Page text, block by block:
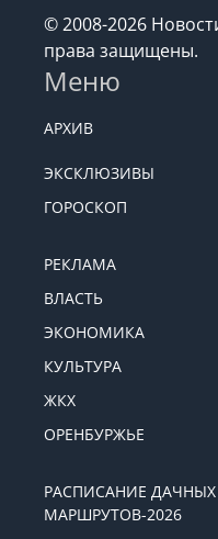
© 2008-2026
права защищены.
Меню
АРХИВ
ЭКСКЛЮЗИВЫ
ГОРОСКОП
РЕКЛАМА
ВЛАСТЬ
ЭКОНОМИКА
КУЛЬТУРА
ЖКХ
ОРЕНБУРЖЬЕ
РАСПИСАНИЕ ДАЧНЫХ
МАРШРУТОВ-2026